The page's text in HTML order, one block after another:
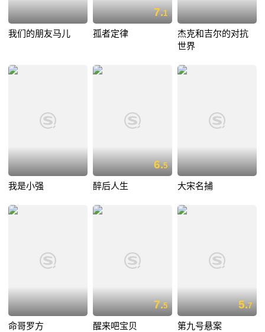
我们的朋友马儿
7.1
孤者定律
杰克和吉尔的对抗
世界
我是小强
6.5
醉后人生 大宋名捕
命哥罗方
7.5
醒来吧宝贝
5.7
第九号悬案